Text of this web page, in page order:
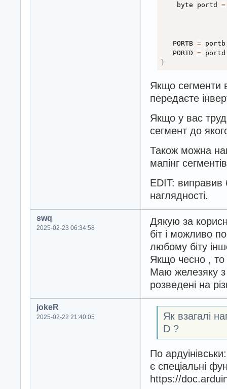
    byte portd
=
   PORTB
= portb
   PORTD
= portd
}
Якщо сегменти
передаєте
Якщо у вас
сегмент до
Також можна
мапінг
EDIT: виправив
наглядності.
swq
2025-02-23 06:34:58
Дякую за
біт і можливо
любому біту
Якщо чесно ,
Маю железяку з
розведені на
jokeR
2025-02-22 21:40:05
Як взагалі
D ?
По ардуінівськи:
є спеціальні
https://